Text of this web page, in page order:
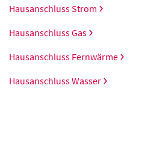
Hausanschluss Strom
Hausanschluss Gas
Hausanschluss Fernwärme
Hausanschluss Wasser